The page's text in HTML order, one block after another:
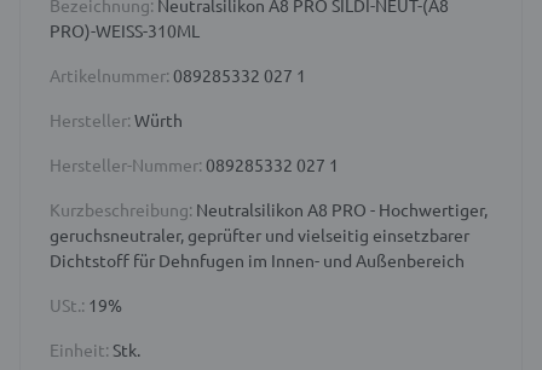
Bezeichnung: Neutralsilikon A8 PRO SILDI-NEUT-(A8
PRO)-WEISS-310ML
Artikelnummer: 089285332 027 1
Hersteller: Würth
Hersteller-Nummer: 089285332 027 1
Kurzbeschreibung: Neutralsilikon A8 PRO - Hochwertiger,
geruchsneutraler, geprüfter und vielseitig einsetzbarer
Dichtstoff für Dehnfugen im Innen- und Außenbereich
USt.: 19%
Einheit: Stk.